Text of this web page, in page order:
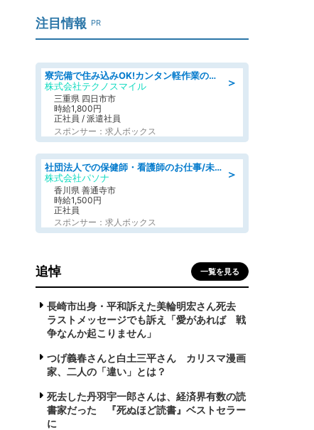
注目情報 PR
＞
寮完備で住み込みOK!カンタン軽作業のお仕事 denso aichi
株式会社テクノスマイル
三重県 四日市市
時給1,800円
正社員 / 派遣社員
スポンサー：求人ボックス
＞
社団法人での保健師・看護師のお仕事/未経験OK/要資格:普通免許、保健師、正看護師
株式会社パソナ
香川県 善通寺市
時給1,500円
正社員
スポンサー：求人ボックス
追悼 一覧を見る
長崎市出身・平和訴えた美輪明宏さん死去
ラストメッセージでも訴え「愛があれば 戦
争なんか起こりません」
つげ義春さんと白土三平さん カリスマ漫画
家、二人の「違い」とは？
死去した丹羽宇一郎さんは、経済界有数の読
書家だった 『死ぬほど読書』ベストセラー
に